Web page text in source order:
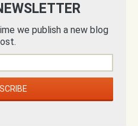
we publish a new blog